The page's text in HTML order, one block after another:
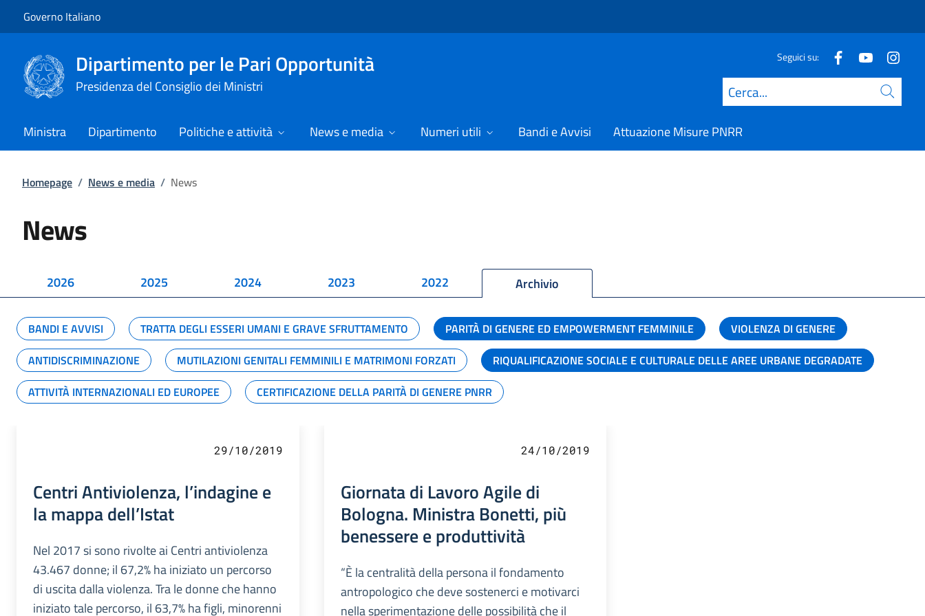
Governo Italiano
Dipartimento per le Pari Opportunità
Presidenza del Consiglio dei Ministri
Seguici su:
Cerca
Ministra Dipartimento Politiche e attività News e media Numeri utili Bandi e Avvisi Attuazione Misure PNRR
Homepage / News e media / News
News
2026 2025 2024 2023 2022 Archivio
BANDI E AVVISI TRATTA DEGLI ESSERI UMANI E GRAVE SFRUTTAMENTO PARITÀ DI GENERE ED EMPOWERMENT FEMMINILE
VIOLENZA DI GENERE
ANTIDISCRIMINAZIONE
MUTILAZIONI GENITALI FEMMINILI E MATRIMONI FORZATI
RIQUALIFICAZIONE SOCIALE E CULTURALE DELLE AREE URBANE DEGRADATE
ATTIVITÀ INTERNAZIONALI ED EUROPEE
CERTIFICAZIONE DELLA PARITÀ DI GENERE PNRR
29/10/2019
Centri Antiviolenza, l’indagine e
la mappa dell’Istat
Nel 2017 si sono rivolte ai Centri antiviolenza
43.467 donne; il 67,2% ha iniziato un percorso
di uscita dalla violenza. Tra le donne che hanno
iniziato tale percorso, il 63,7% ha figli, minorenni
24/10/2019
Giornata di Lavoro Agile di
Bologna. Ministra Bonetti, più
benessere e produttività
“È la centralità della persona il fondamento
antropologico che deve sostenerci e motivarci
nella sperimentazione delle possibilità che il